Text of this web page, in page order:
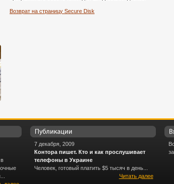
Возврат на страницу Secure Disk
7 декабря, 2009
Контора пишет. Кто и как прослушивает
телефоны в Украине
Человек, готовый платить $5 тысяч в день...
Читать далее